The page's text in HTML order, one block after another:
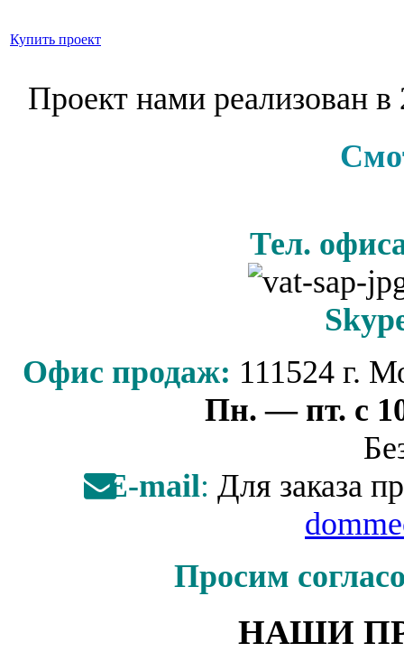
Купить проект
Проект нами реализован
Тел.
Офис продаж: 111524 г.
Пн. — пт. с
Е-mail: Для заказа
Просим
НАШИ